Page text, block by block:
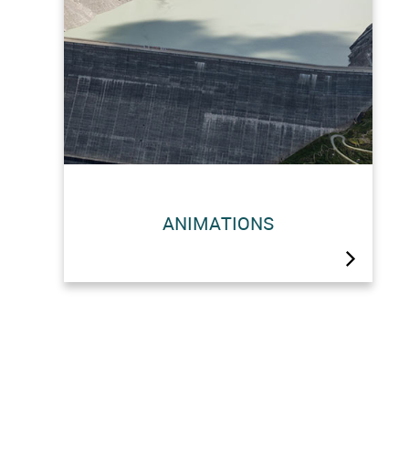
ANIMATIONS
Découvrez le programme de vos